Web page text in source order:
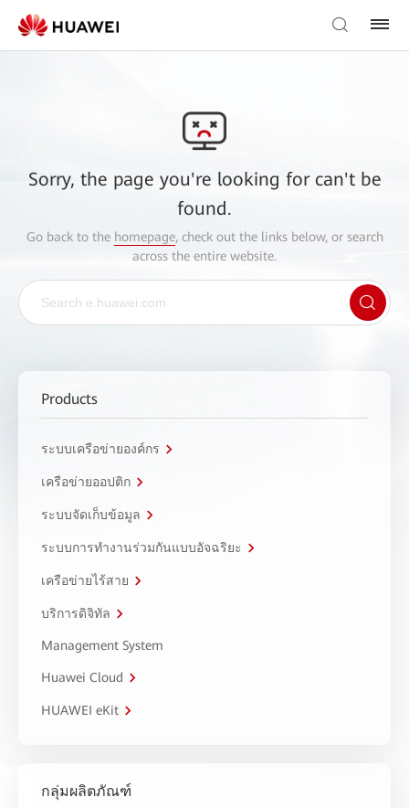
Sorry, the page you're looking for can't be
found.
Go back to the homepage, check out the links below, or search
across the entire website.
Products
ระบบเครือข่ายองค์กร
เครือข่ายออปติก
ระบบจัดเก็บข้อมูล
ระบบการทำงานร่วมกันแบบอัจฉริยะ
เครือข่ายไร้สาย
บริการดิจิทัล
Management System
Huawei Cloud
HUAWEI eKit
กลุ่มผลิตภัณฑ์